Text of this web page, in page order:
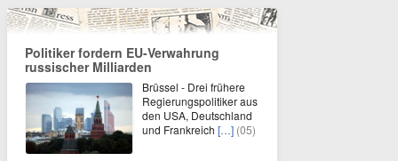
Politiker fordern EU-Verwahrung
russischer Milliarden
Brüssel - Drei frühere
Regierungspolitiker aus
den USA, Deutschland
und Frankreich […] (05)